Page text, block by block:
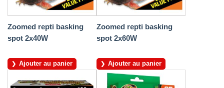
Zoomed repti basking
spot 2x40W
Ajouter au panier
Zoomed repti basking
spot 2x60W
Ajouter au panier